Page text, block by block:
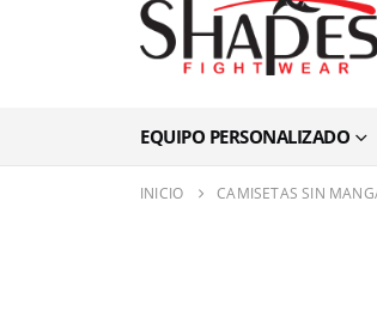
EQUIPO PERSONALIZADO
INICIO CAMISETAS SIN